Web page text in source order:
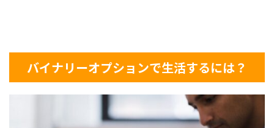
バイナリーオプションで生活するには？